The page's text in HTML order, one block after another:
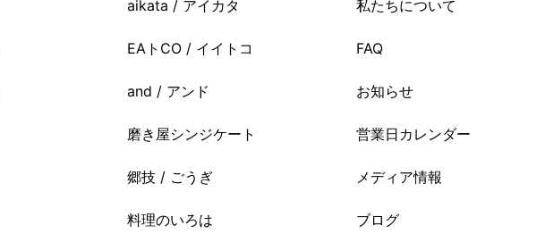
aikata / アイカタ
EAトCO / イイトコ
and / アンド
磨き屋シンジケート
郷技 / ごうぎ
料理のいろは
私たちについて
FAQ
お知らせ
営業日カレンダー
メディア情報
ブログ